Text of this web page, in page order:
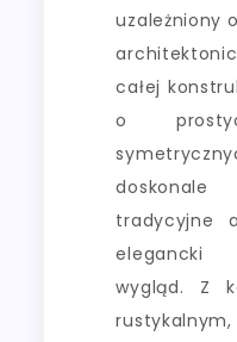
uzależniony
całej
o
tradycyjne
elegancki
wygląd. Z